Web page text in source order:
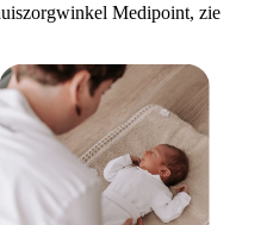
Medipoint, zie